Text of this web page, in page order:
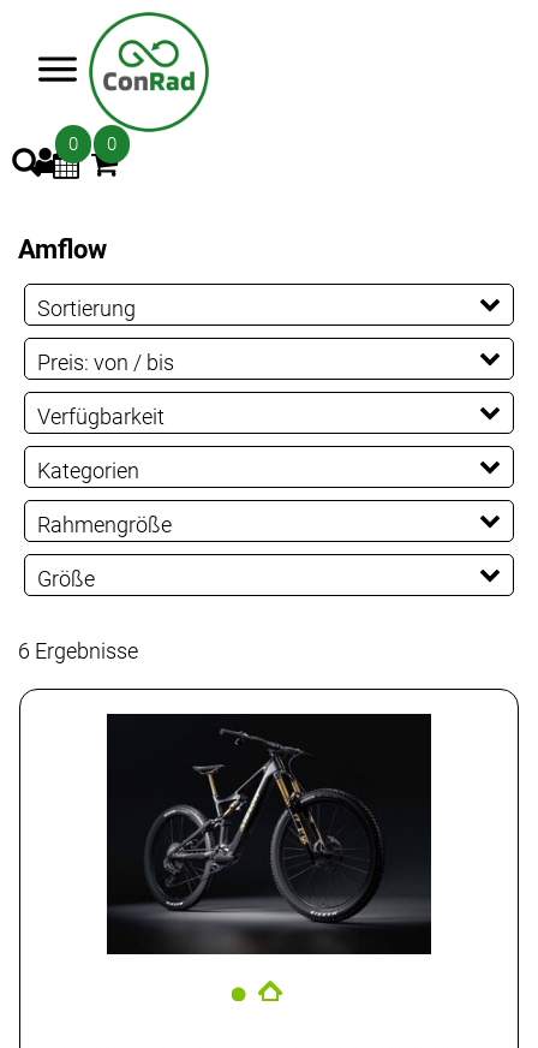
0 0
Amflow
Sortierung
Preis: von / bis
EUR
EUR
PREISFILTER ANWENDEN
Verfügbarkeit
Kategorien
E-MTB Fully
Rahmengröße
L
Größe
6 Ergebnisse